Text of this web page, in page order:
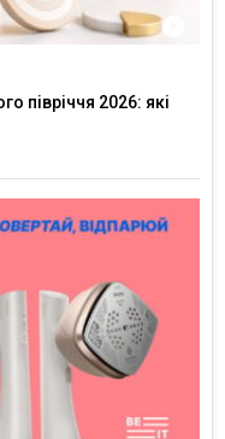
півріччя 2026: які